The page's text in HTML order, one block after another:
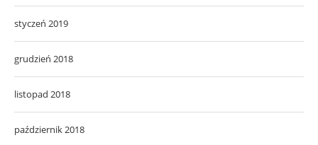
styczeń 2019
grudzień 2018
listopad 2018
październik 2018